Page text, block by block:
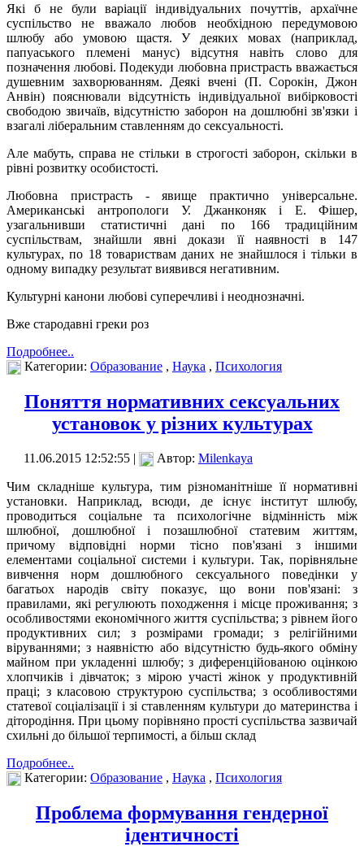
Які б не були варіації індивідуальних почуттів, архаїчне
суспільство не вважало любов необхідною передумовою
шлюбу або умовою щастя. У деяких мовах (наприклад,
папуаського племені манус) відсутня навіть слово для
позначення любові. Подекуди любовна пристрасть вважається
душевним захворюванням. Деякі вчені (П. Сорокін, Джон
Анвін) пояснювали відсутність індивідуальної вибірковості
свободою звичаїв, відсутністю заборон на дошлюбні зв'язки і
взагалі ліберальним ставленням до сексуальності.
Але мабуть, справа не стільки в строгості заборон, скільки в
рівні розвитку особистості.
Любовна пристрасть - явище практично універсальне.
Американські антропологи У. Джанконяк і Е. Фішер,
узагальнивши статистичні дані по 166 традиційним
суспільствам, знайшли явні докази її наявності в 147
культурах, по 18 товариствам даних не знайшлося і тільки в
одному випадку результат виявився негативним.
Культурні канони любові суперечливі і неоднозначні.
Вже стародавні греки роз
Подробнее..
Категории: Образование , Наука , Психология
Поняття нормативних сексуальних
установок у різних культурах
11.06.2015 12:52:55 | Автор: Milenkaya
Чим складніше культура, тим різноманітніше її нормативні
установки. Наприклад, всюди, де існує інститут шлюбу,
проводиться соціальне та психологічне відмінність між
шлюбної, дошлюбної і позашлюбної статевим життям,
причому відповідні норми тісно пов'язані з іншими
елементами соціальної системи і культури. Так, порівняльне
вивчення норм дошлюбного сексуального поведінки у
багатьох народів світу показує, що вони пов'язані: з
правилами, які регулюють походження і місце проживання; з
особливостями економічного життя суспільства; з рівнем його
продуктивних сил; з розмірами громади; з релігійними
віруваннями; з наявністю або відсутністю будь-якого обміну
майном при укладенні шлюбу; з диференційованою оцінкою
хлопчиків і дівчаток; з мірою участі жінок у продуктивній
праці; з класовою структурою суспільства; з особливостями
статевої соціалізації і зі ставленням культури до материнства і
дітородіння. При цьому порівняно прості суспільства зазвичай
схильні до більшої терпимості, а більш склад
Подробнее..
Категории: Образование , Наука , Психология
Проблема формування гендерної
ідентичності